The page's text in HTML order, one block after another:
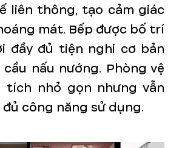
liên thông, tạo cảm giác
mát. Bếp được bố trí
đầy đủ tiện nghi cơ bản
nấu nướng. Phòng vệ
tích nhỏ gọn nhưng vẫn
công năng sử dụng.